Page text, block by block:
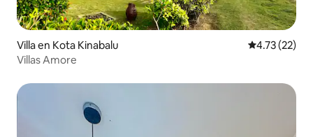
Villa en Kota Kinabalu Calificación
4.73 (22)
Villas Amore